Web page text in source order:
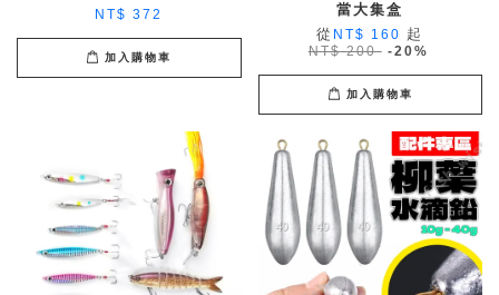
NT$ 372
加入購物車
當大集盒
從 NT$ 160 起
NT$ 200 -20%
加入購物車